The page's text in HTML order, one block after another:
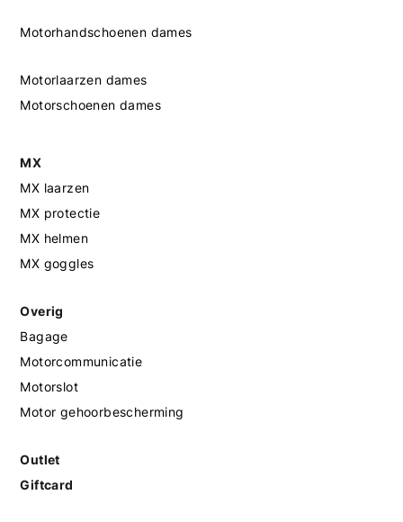
Motorhandschoenen dames
Motorlaarzen dames
Motorschoenen dames
MX
MX laarzen
MX protectie
MX helmen
MX goggles
Overig
Bagage
Motorcommunicatie
Motorslot
Motor gehoorbescherming
Outlet
Giftcard